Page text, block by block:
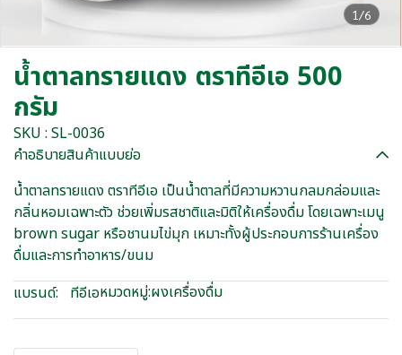
1/6
น้ำตาลทรายแดง ตราทีอีเอ 500
กรัม
SKU : SL-0036
คำอธิบายสินค้าแบบย่อ
น้ำตาลทรายแดง ตราทีอีเอ เป็นน้ำตาลที่มีความหวานกลมกล่อมและ
กลิ่นหอมเฉพาะตัว ช่วยเพิ่มรสชาติและมิติให้เครื่องดื่ม โดยเฉพาะเมนู
brown sugar หรือชานมไข่มุก เหมาะทั้งผู้ประกอบการร้านเครื่อง
ดื่มและการทำอาหาร/ขนม
แบรนด์:
ทีอีเอหมวดหมู่:ผงเครื่องดื่ม